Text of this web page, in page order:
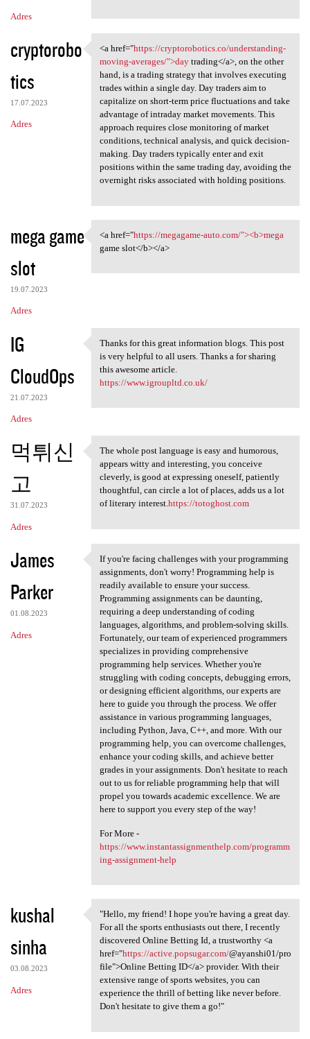
Adres
cryptorobo
tics
17.07.2023
Adres
<a href="https:/
<a href="https://cryptorobotics.co/understanding-
moving-averages/">daytrading</a>, on the other
hand, is a trading strategy that involves executing
trades within a single day. Day traders aim to
capitalize on short-term price fluctuations and take
advantage of intraday market movements. This
approach requires close monitoring of market
conditions, technical analysis, and quick decision-
making. Day traders typically enter and exit
positions within the same trading day, avoiding the
overnight risks associated with holding positions.
mega game
slot
19.07.2023
Adres
<a href="https://megagame
<a href="https://megagame-auto.com/"><b>mega
game slot</b></a>
IG
CloudOps
21.07.2023
Adres
Thanks for this great
Thanks for this great information blogs. This post
is very helpful to all users. Thanks a for sharing
this awesome article.
https://www.igroupltd.co.uk/
먹튀신
고
31.07.2023
Adres
The whole post language is
The whole post language is easy and humorous,
appears witty and interesting, you conceive
cleverly, is good at expressing oneself, patiently
thoughtful, can circle a lot of places, adds us a lot
of literary interest.https://totoghost.com
James
Parker
01.08.2023
Adres
If you're facing challenges
If you're facing challenges with your programming
assignments, don't worry! Programming help is
readily available to ensure your success.
Programming assignments can be daunting,
requiring a deep understanding of coding
languages, algorithms, and problem-solving skills.
Fortunately, our team of experienced programmers
specializes in providing comprehensive
programming help services. Whether you're
struggling with coding concepts, debugging errors,
or designing efficient algorithms, our experts are
here to guide you through the process. We offer
assistance in various programming languages,
including Python, Java, C++, and more. With our
programming help, you can overcome challenges,
enhance your coding skills, and achieve better
grades in your assignments. Don't hesitate to reach
out to us for reliable programming help that will
propel you towards academic excellence. We are
here to support you every step of the way!
For More -
https://www.instantassignmenthelp.com/programm
ing-assignment-help
kushal
sinha
03.08.2023
Adres
"Hello, my friend! I hope you
"Hello, my friend! I hope you're having a great day.
For all the sports enthusiasts out there, I recently
discovered Online Betting Id, a trustworthy <a
href="https://active.popsugar.com/@ayanshi01/pro
file">Online Betting ID</a> provider. With their
extensive range of sports websites, you can
experience the thrill of betting like never before.
Don't hesitate to give them a go!"